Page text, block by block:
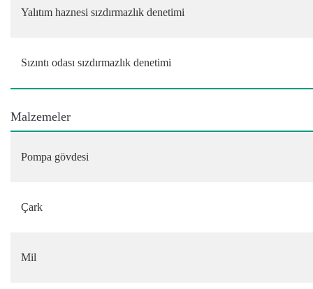
Yalıtım haznesi sızdırmazlık denetimi
Sızıntı odası sızdırmazlık denetimi
Malzemeler
Pompa gövdesi
Çark
Mil